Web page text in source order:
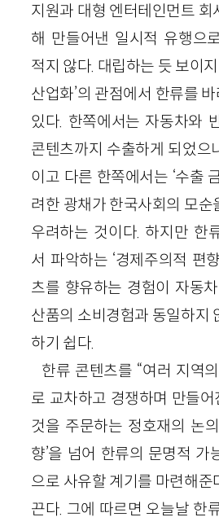
지원과 대형 엔터테인먼트 회
해 만들어낸 일시적 유행으
적지 않다. 대립하는 듯 보이
산업화’의 관점에서 한류를
있다. 한쪽에서는 자동차와
콘텐츠까지 수출하게 되었으
이고 다른 한쪽에서는 ‘수출
려한 광채가 한국사회의 모순
우려하는 것이다. 하지만 한
서 파악하는 ‘경제주의적 편
츠를 향유하는 경험이 자동
산품의 소비경험과 동일하지
하기 쉽다.
한류 콘텐츠를 “여러 지역
로 교차하고 경쟁하며 만들어
것을 주문하는 정호재의 논
향’을 넘어 한류의 문명적 가
으로 사유할 계기를 마련해준
끈다. 그에 따르면 오늘날 한